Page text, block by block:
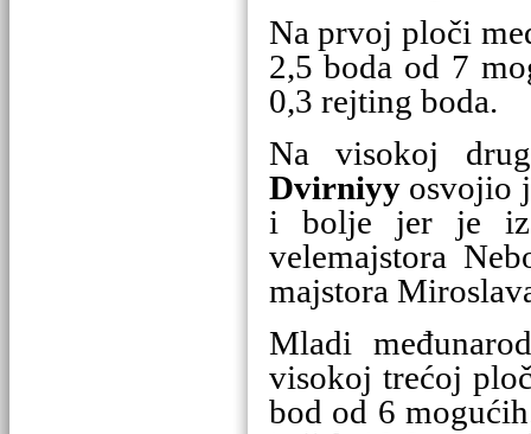
Na prvoj ploči
2,5 boda od 7
0,3 rejting boda.
Na visokoj
Dvirniyy osvojio
i bolje jer je
velemajstora
majstora
Mladi
visokoj trećoj
bod od 6